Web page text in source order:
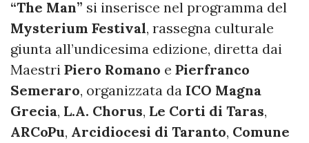
“The Man” si inserisce nel programma del
Mysterium Festival, rassegna culturale
giunta all’undicesima edizione, diretta dai
Maestri Piero Romano e Pierfranco
Semeraro, organizzata da ICO Magna
Grecia, L.A. Chorus, Le Corti di Taras,
ARCoPu, Arcidiocesi di Taranto, Comune